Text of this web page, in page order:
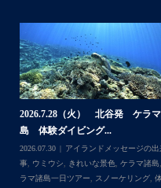
2026.7.28（火） 北谷発 ケラ
島 体験ダイビング...
2026.07.30
アイランドメッセージの出
事, ウミウシ きれいな景色 ケラマ諸島
ラマ諸島一日ツアー
スノーケリング,